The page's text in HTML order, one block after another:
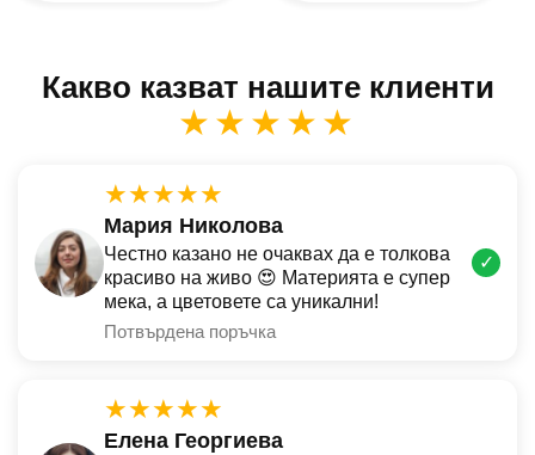
Какво казват нашите клиенти
★★★★★
★★★★★
Мария Николова
Честно казано не очаквах да е толкова
красиво на живо 😍 Материята е супер
мека, а цветовете са уникални!
Потвърдена поръчка
✓
★★★★★
Елена Георгиева